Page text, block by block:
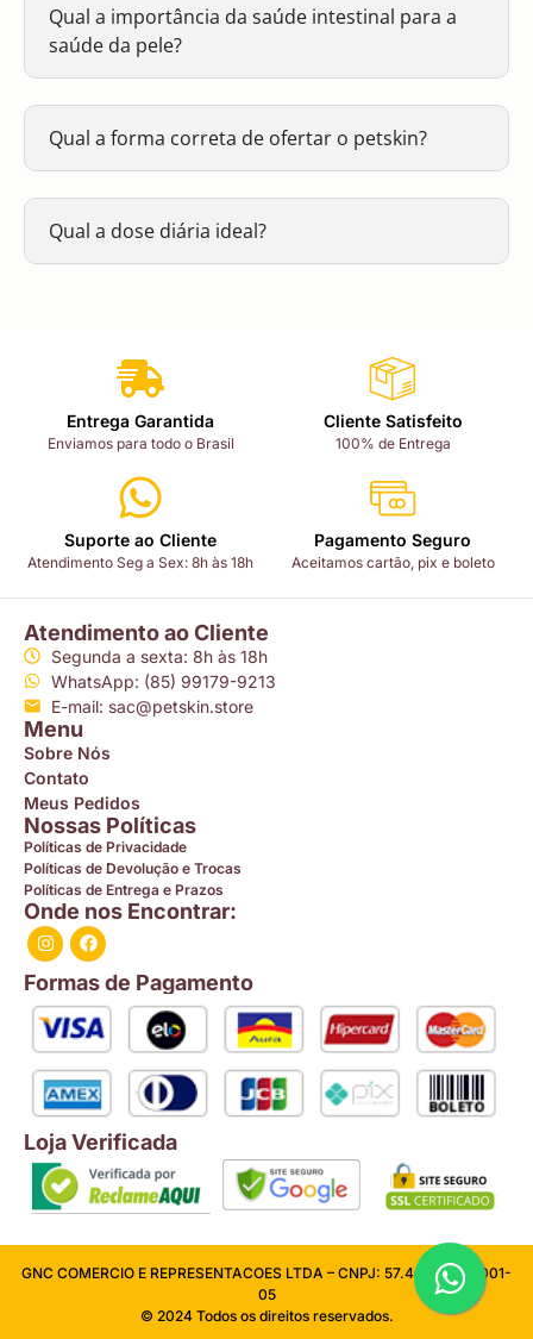
Qual a importância da saúde intestinal para a
saúde da pele?
Qual a forma correta de ofertar o petskin?
Qual a dose diária ideal?
Entrega Garantida
Enviamos para todo o Brasil
Cliente Satisfeito
100% de Entrega
Suporte ao Cliente
Atendimento Seg a Sex: 8h às 18h
Pagamento Seguro
Aceitamos cartão, pix e boleto
Atendimento ao Cliente
Segunda a sexta: 8h às 18h
WhatsApp: (85) 99179-9213
E-mail: sac@petskin.store
Menu
Sobre Nós
Contato
Meus Pedidos
Nossas Políticas
Políticas de Privacidade
Políticas de Devolução e Trocas
Políticas de Entrega e Prazos
Onde nos Encontrar:
Formas de Pagamento
Loja Verificada
GNC COMERCIO E REPRESENTACOES LTDA – CNPJ: 57.409.026/0001-
05
© 2024 Todos os direitos reservados.